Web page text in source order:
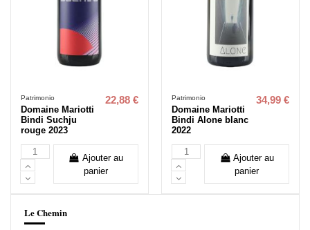
Patrimonio
Domaine Mariotti
Bindi Suchju
rouge 2023
22,88 €
Ajouter au
panier
Patrimonio
Domaine Mariotti
Bindi Alone blanc
2022
34,99 €
Ajouter au
panier
Le Chemin